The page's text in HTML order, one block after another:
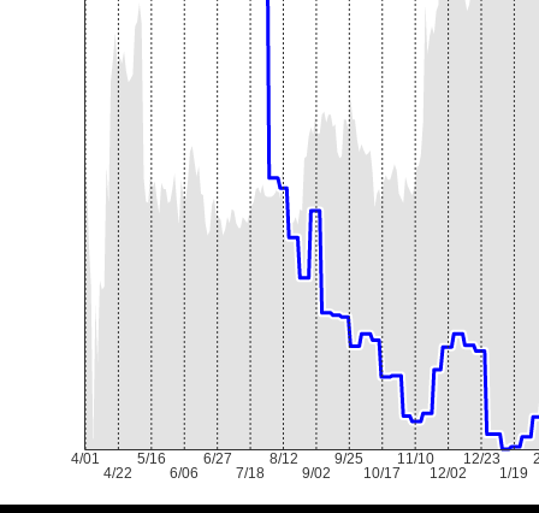
4/01
4/22
5/16
6/06
6/27
7/18
8/12
9/02
9/25
10/17
11/10
12/02
12/23
1/19